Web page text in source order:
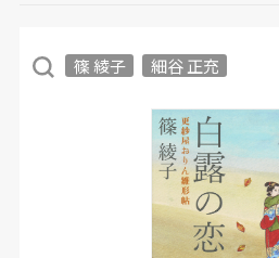
篠 綾子 細谷 正充